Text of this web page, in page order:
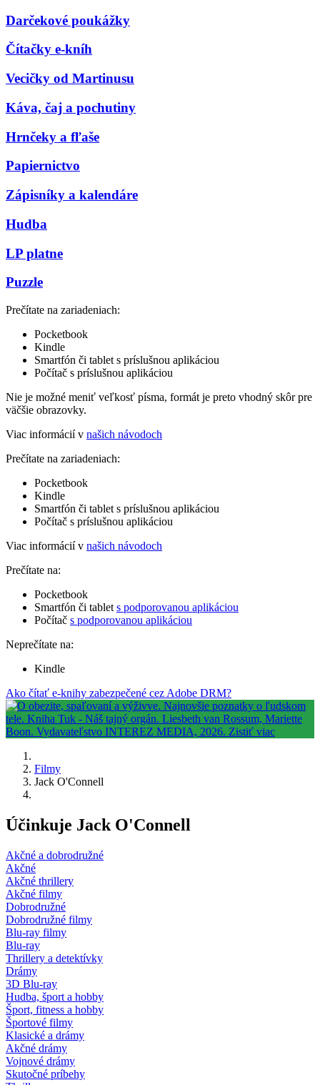
Darčekové poukážky
Čítačky e-kníh
Vecičky od Martinusu
Káva, čaj a pochutiny
Hrnčeky a fľaše
Papiernictvo
Zápisníky a kalendáre
Hudba
LP platne
Puzzle
Prečítate na zariadeniach:
Pocketbook
Kindle
Smartfón či tablet s príslušnou aplikáciou
Počítač s príslušnou aplikáciou
Nie je možné meniť veľkosť písma, formát je preto vhodný skôr pre
väčšie obrazovky.
Viac informácií v našich návodoch
Prečítate na zariadeniach:
Pocketbook
Kindle
Smartfón či tablet s príslušnou aplikáciou
Počítač s príslušnou aplikáciou
Viac informácií v našich návodoch
Prečítate na:
Pocketbook
Smartfón či tablet s podporovanou aplikáciou
Počítač s podporovanou aplikáciou
Neprečítate na:
Kindle
Ako čítať e-knihy zabezpečené cez Adobe DRM?
Filmy
Jack O'Connell
Účinkuje Jack O'Connell
Akčné a dobrodružné
Akčné
Akčné thrillery
Akčné filmy
Dobrodružné
Dobrodružné filmy
Blu-ray filmy
Blu-ray
Thrillery a detektívky
Drámy
3D Blu-ray
Hudba, šport a hobby
Šport, fitness a hobby
Športové filmy
Klasické a drámy
Akčné drámy
Vojnové drámy
Skutočné príbehy